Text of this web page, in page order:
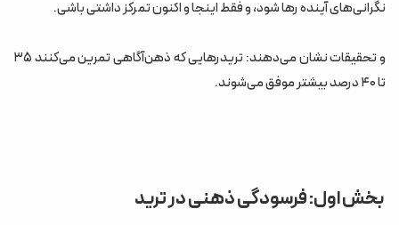
قدم ۲: نام‌گذاری (۱۰ ثانیه)
قدم ۴: تصمیم (۱ دقیقه)
بخش هشتم: سؤالات متداول
نگرانی‌های آینده رها شود، و فقط اینجا و اکنون تمرکز داشتی باشی.
و تحقیقات نشان می‌دهند: تریدرهایی که ذهن‌آگاهی تمرین می‌کنند ۳۵
تا ۴۰ درصد بیشتر موفق می‌شوند.